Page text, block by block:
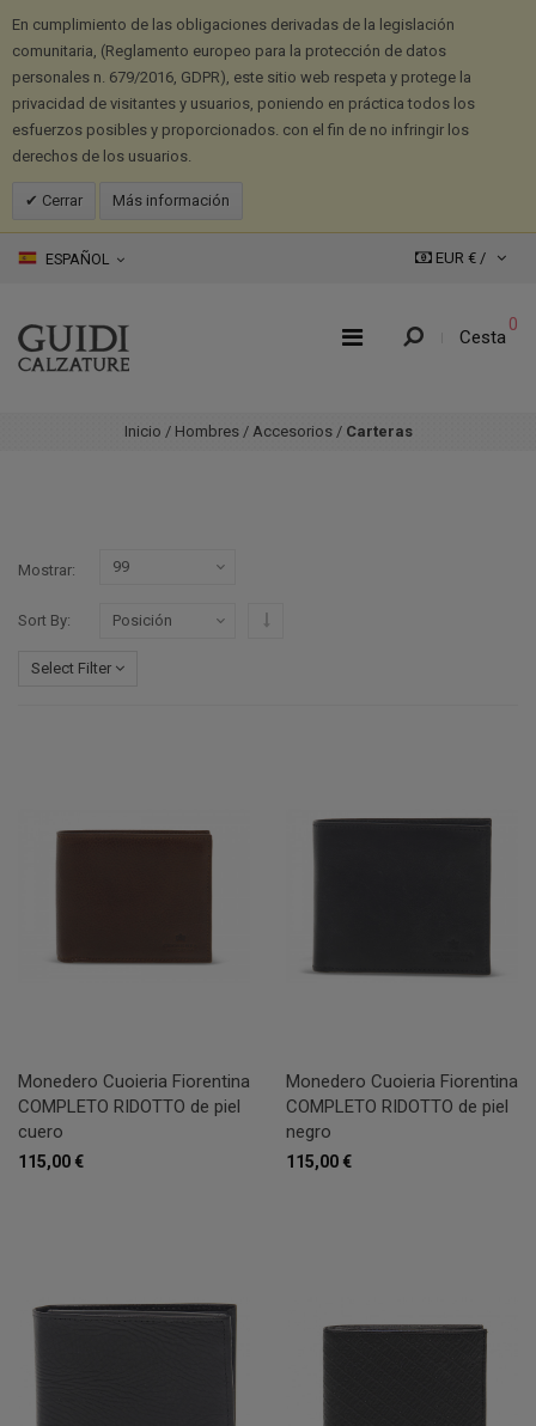
En cumplimiento de las obligaciones derivadas de la legislación
comunitaria, (Reglamento europeo para la protección de datos
personales n. 679/2016, GDPR), este sitio web respeta y protege la
privacidad de visitantes y usuarios, poniendo en práctica todos los
esfuerzos posibles y proporcionados. con el fin de no infringir los
derechos de los usuarios.
Cerrar Más información
ESPAÑOL EUR € /
Cesta
0
Inicio / Hombres / Accesorios / Carteras
Mostrar
Sort By
Select Filter
Monedero Cuoieria Fiorentina
COMPLETO RIDOTTO de piel
cuero
115,00 €
Monedero Cuoieria Fiorentina
COMPLETO RIDOTTO de piel
negro
115,00 €